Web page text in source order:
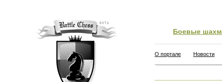
Боевые
О портале Новости